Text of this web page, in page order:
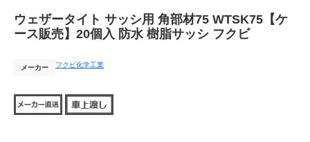
ウェザータイト サッシ用 角部材75 WTSK75【ケ
ース販売】20個入 防水 樹脂サッシ フクビ
メーカー フクビ化学工業